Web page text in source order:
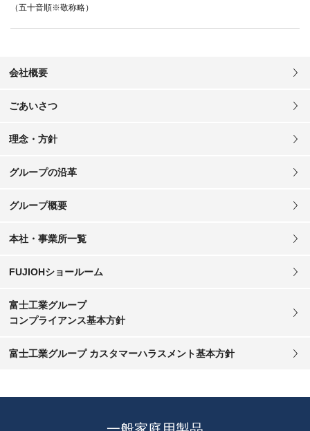
（五十音順※敬称略）
会社概要
ごあいさつ
理念・方針
グループの沿革
グループ概要
本社・事業所一覧
FUJIOHショールーム
富士工業グループ
コンプライアンス基本方針
富士工業グループ カスタマーハラスメント基本方針